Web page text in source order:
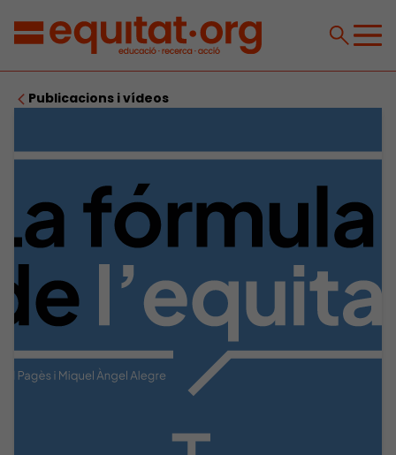
Publicacions i vídeos